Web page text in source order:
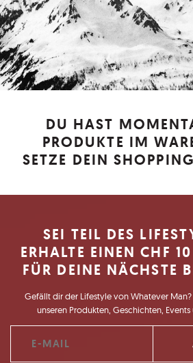
DU HAST
PRODUKTE IM
SETZE DEIN SHOPPING
SEI TEIL DES
ERHALTE EINEN CHF
FÜR DEINE NÄCHSTE
Gefällt dir der Lifestyle von Whatever
unseren Produkten, Geschichten,